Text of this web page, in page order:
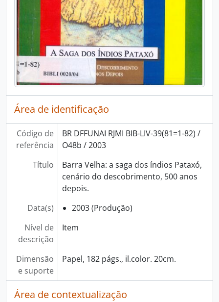
Área de identificação
Código de
referência
BR DFFUNAI RJMI BIB-LIV-39(81=1-82) /
O48b / 2003
Título
Barra Velha: a saga dos índios Pataxó,
cenário do descobrimento, 500 anos
depois.
Data(s)
2003 (Produção)
Nível de
descrição
Item
Dimensão
e suporte
Papel, 182 págs., il.color. 20cm.
Área de contextualização